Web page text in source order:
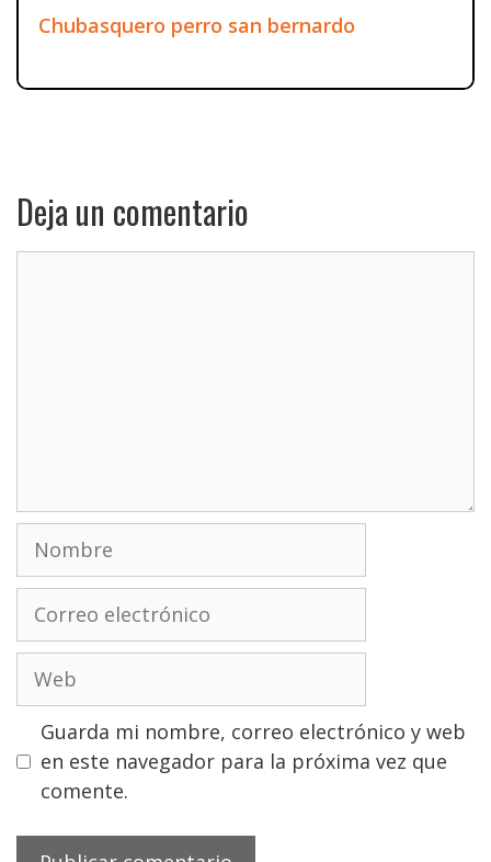
Chubasquero perro san bernardo
Deja un comentario
Nombre
electrónico
Guarda mi nombre, correo electrónico y web
en este navegador para la próxima vez que
comente.